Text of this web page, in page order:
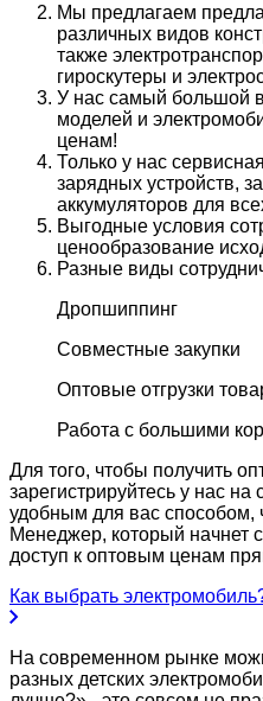
Мы предлагаем
различных видов
также
гироскутеры и
У нас самый большой
моделей и
ценам!
Только у нас
зарядных устройств,
аккумуляторов для
Выгодные условия
ценообразование
Разные виды
Дропшиппинг
Совместные закупки
Оптовые отгрузки
Работа с большими
Для того, чтобы получить
зарегистрируйтесь у нас
удобным для вас способом,
Менеджер, который начнет
доступ к оптовым ценам
Как выбрать
На современном рынке
разных детских